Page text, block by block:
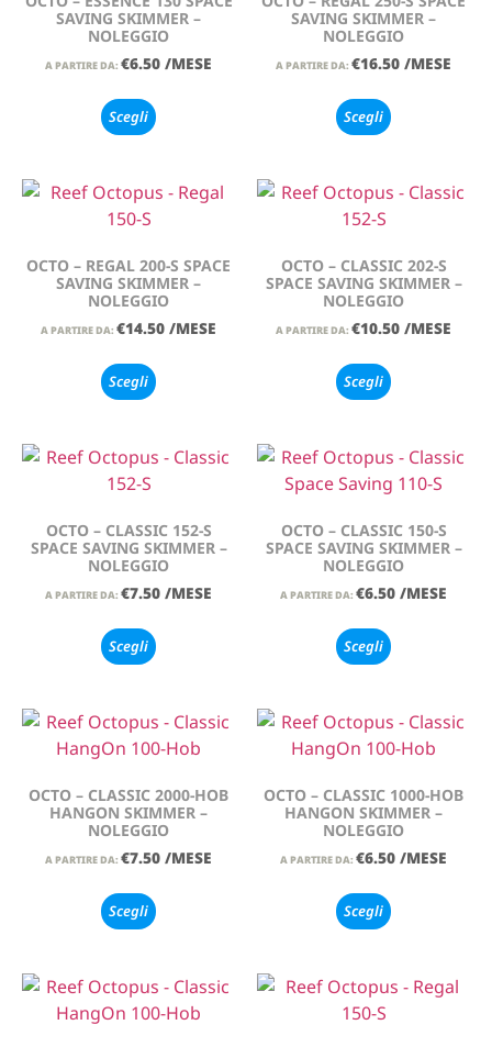
SAVING SKIMMER –
NOLEGGIO
A PARTIRE DA: €6.50 /MESE
Scegli
SAVING SKIMMER –
NOLEGGIO
A PARTIRE DA: €16.50 /MESE
Scegli
OCTO – REGAL 200-S SPACE
SAVING SKIMMER –
NOLEGGIO
A PARTIRE DA: €14.50 /MESE
Scegli
OCTO – CLASSIC 202-S
SPACE SAVING SKIMMER –
NOLEGGIO
A PARTIRE DA: €10.50 /MESE
Scegli
OCTO – CLASSIC 152-S
SPACE SAVING SKIMMER –
NOLEGGIO
A PARTIRE DA: €7.50 /MESE
Scegli
OCTO – CLASSIC 150-S
SPACE SAVING SKIMMER –
NOLEGGIO
A PARTIRE DA: €6.50 /MESE
Scegli
OCTO – CLASSIC 2000-HOB
HANGON SKIMMER –
NOLEGGIO
A PARTIRE DA: €7.50 /MESE
Scegli
OCTO – CLASSIC 1000-HOB
HANGON SKIMMER –
NOLEGGIO
A PARTIRE DA: €6.50 /MESE
Scegli